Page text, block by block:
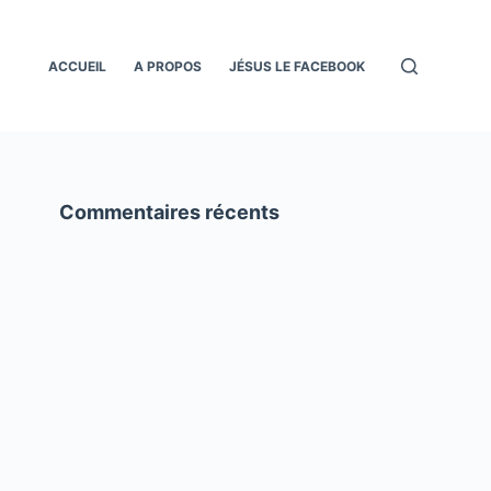
ACCUEIL A PROPOS JÉSUS LE FACEBOOK
Commentaires récents